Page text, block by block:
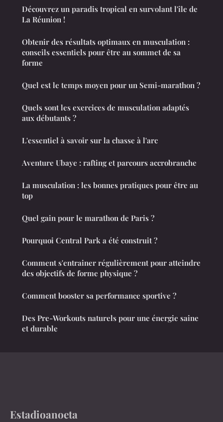
Découvrez un paradis tropical en survolant l'île de
La Réunion !
Obtenir des résultats optimaux en musculation :
conseils essentiels pour être au sommet de sa
forme
Quel est le temps moyen pour un Semi-marathon ?
Quels sont les exercices de musculation adaptés
aux débutants ?
L'essentiel à savoir sur la chasse à l'arc
Aventure Ubaye : rafting et parcours accrobranche
La musculation : les bonnes pratiques pour être au
top
Quel gain pour le marathon de Paris ?
Pourquoi Central Park a été construit ?
Comment s'entrainer régulièrement pour atteindre
des objectifs de forme physique ?
Comment booster sa performance sportive ?
Des Pre-Workouts naturels pour une énergie saine
et durable
Estadioanoeta